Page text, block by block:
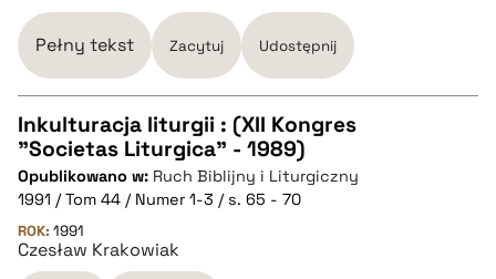
pobierz cytat
Pełny tekst Zacytuj Udostępnij
CZYSTY TEKST
pobierz cytat
Inkulturacja liturgii : (XII Kongres
"Societas Liturgica" - 1989)
Opublikowano w: Ruch Biblijny i Liturgiczny
1991 / Tom 44 / Numer 1-3 / s. 65 - 70
ROK: 1991
Czesław Krakowiak